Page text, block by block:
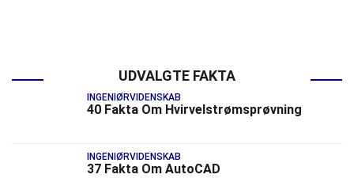
UDVALGTE FAKTA
INGENIØRVIDENSKAB
40 Fakta Om Hvirvelstrømsprøvning
INGENIØRVIDENSKAB
37 Fakta Om AutoCAD